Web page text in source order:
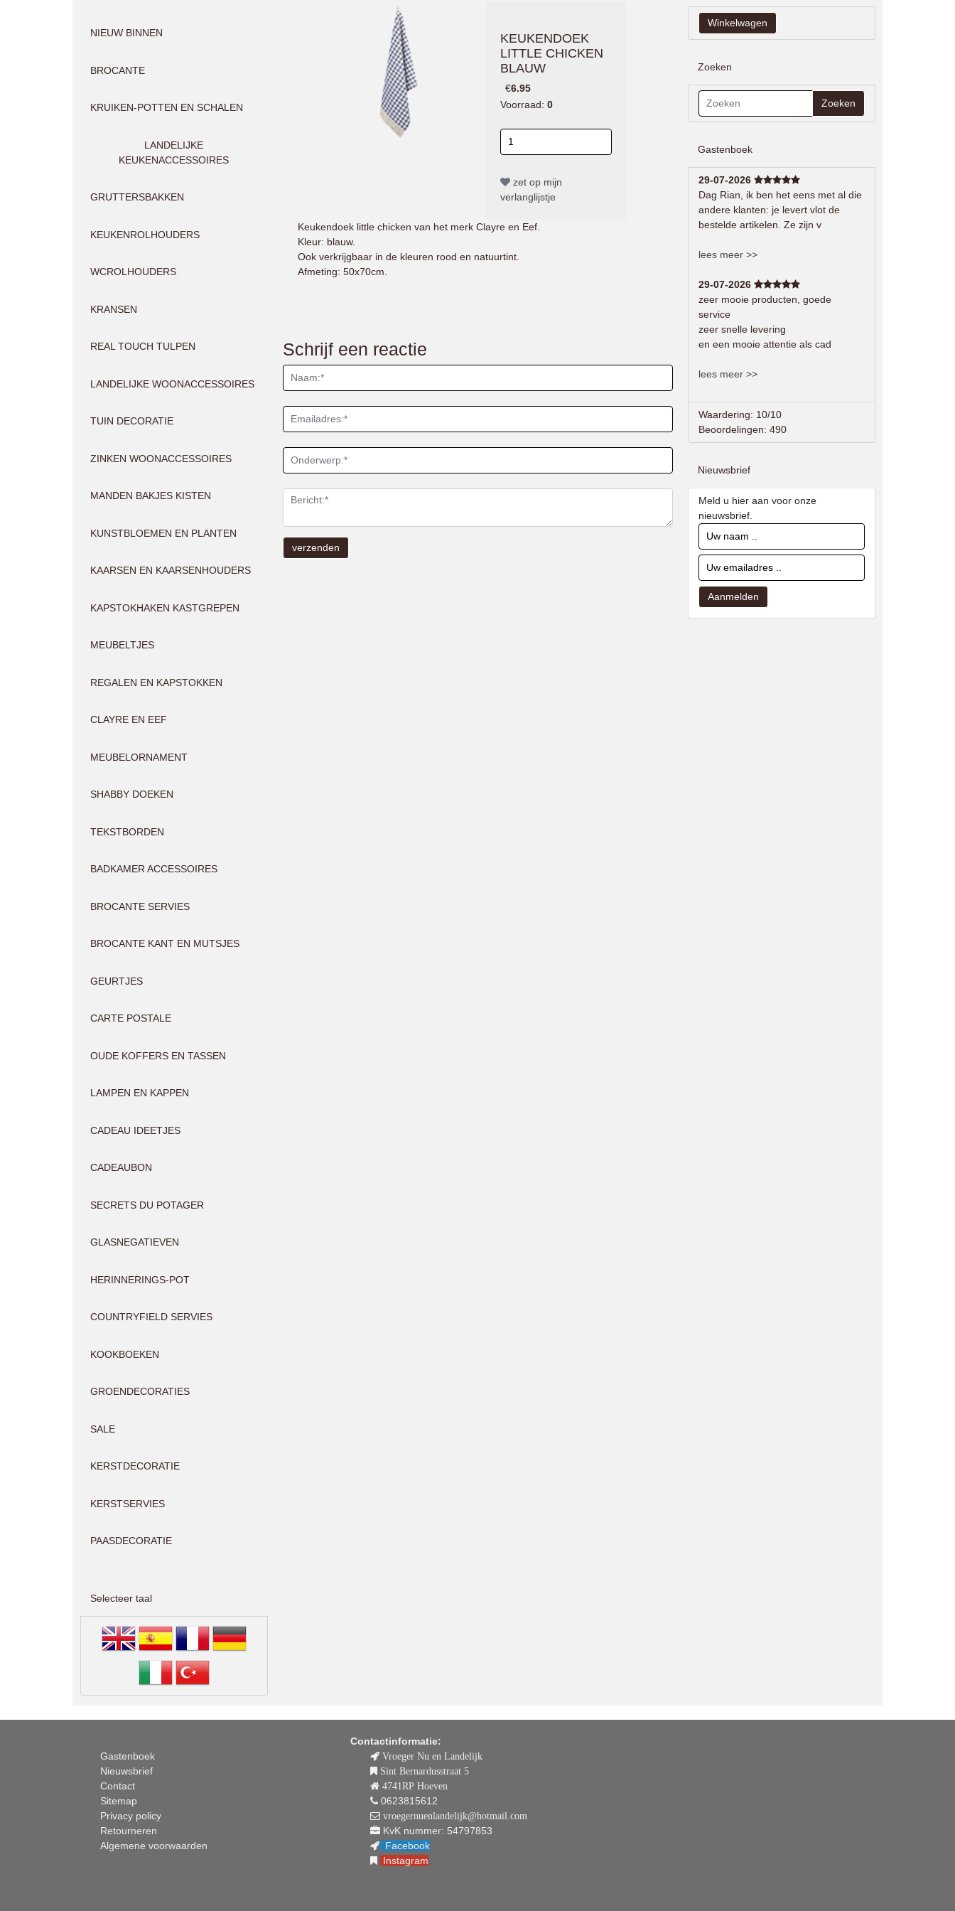
NIEUW BINNEN
BROCANTE
KRUIKEN-POTTEN EN SCHALEN
LANDELIJKE
KEUKENACCESSOIRES
GRUTTERSBAKKEN
KEUKENROLHOUDERS
WCROLHOUDERS
KRANSEN
REAL TOUCH TULPEN
LANDELIJKE WOONACCESSOIRES
TUIN DECORATIE
ZINKEN WOONACCESSOIRES
MANDEN BAKJES KISTEN
KUNSTBLOEMEN EN PLANTEN
KAARSEN EN KAARSENHOUDERS
KAPSTOKHAKEN KASTGREPEN
MEUBELTJES
REGALEN EN KAPSTOKKEN
CLAYRE EN EEF
MEUBELORNAMENT
SHABBY DOEKEN
TEKSTBORDEN
BADKAMER ACCESSOIRES
BROCANTE SERVIES
BROCANTE KANT EN MUTSJES
GEURTJES
CARTE POSTALE
OUDE KOFFERS EN TASSEN
LAMPEN EN KAPPEN
CADEAU IDEETJES
CADEAUBON
SECRETS DU POTAGER
GLASNEGATIEVEN
HERINNERINGS-POT
COUNTRYFIELD SERVIES
KOOKBOEKEN
GROENDECORATIES
SALE
KERSTDECORATIE
KERSTSERVIES
PAASDECORATIE
Selecteer taal
KEUKENDOEK
LITTLE CHICKEN
BLAUW
€6.95
Voorraad: 0
zet op mijn
verlanglijstje
Keukendoek little chicken van het merk Clayre en Eef.
Kleur: blauw.
Ook verkrijgbaar in de kleuren rood en natuurtint.
Afmeting: 50x70cm.
Schrijf een reactie
Zoeken
Zoeken
Gastenboek
29-07-2026
Dag Rian, ik ben het eens met al die
andere klanten: je levert vlot de
bestelde artikelen. Ze zijn v
lees meer >>
29-07-2026
zeer mooie producten, goede
service
zeer snelle levering
en een mooie attentie als cad
lees meer >>
Waardering: 10/10
Beoordelingen: 490
Nieuwsbrief
Meld u hier aan voor onze
nieuwsbrief.
Gastenboek
Nieuwsbrief
Contact
Sitemap
Privacy policy
Retourneren
Algemene voorwaarden
Contactinformatie:
Vroeger Nu en Landelijk
Sint Bernardusstraat 5
4741RP Hoeven
0623815612
vroegernuenlandelijk@hotmail.com
KvK nummer: 54797853
Facebook
Instagram